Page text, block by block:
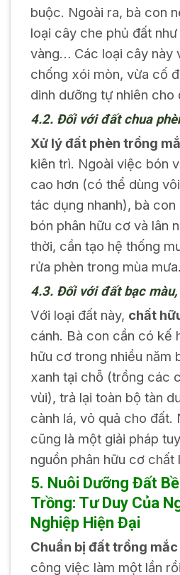
buộc. Ngoài ra, bà con
loại cây che phủ đất
vàng… Các loại cây này
chống xói mòn, vừa cố
dinh dưỡng tự nhiên cho
4.2. Đối với đất chua
Xử lý đất phèn trồng
kiên trì. Ngoài việc bón
cao hơn (có thể dùng
tác dụng nhanh), bà
bón phân hữu cơ và lân
thời, cần tạo hệ thống
rửa phèn trong mùa mưa.
4.3. Đối với đất bạc
Với loại đất này, chất
cánh. Bà con cần có kế
hữu cơ trong nhiều năm
xanh tại chỗ (trồng các
vùi), trả lại toàn bộ tàn
cành lá, vỏ quả cho đất.
cũng là một giải pháp
nguồn phân hữu cơ chất
5. Nuôi Dưỡng Đất
Trồng: Tư Duy Của
Nghiệp Hiện Đại
Chuẩn bị đất trồng mắc
công việc làm một lần